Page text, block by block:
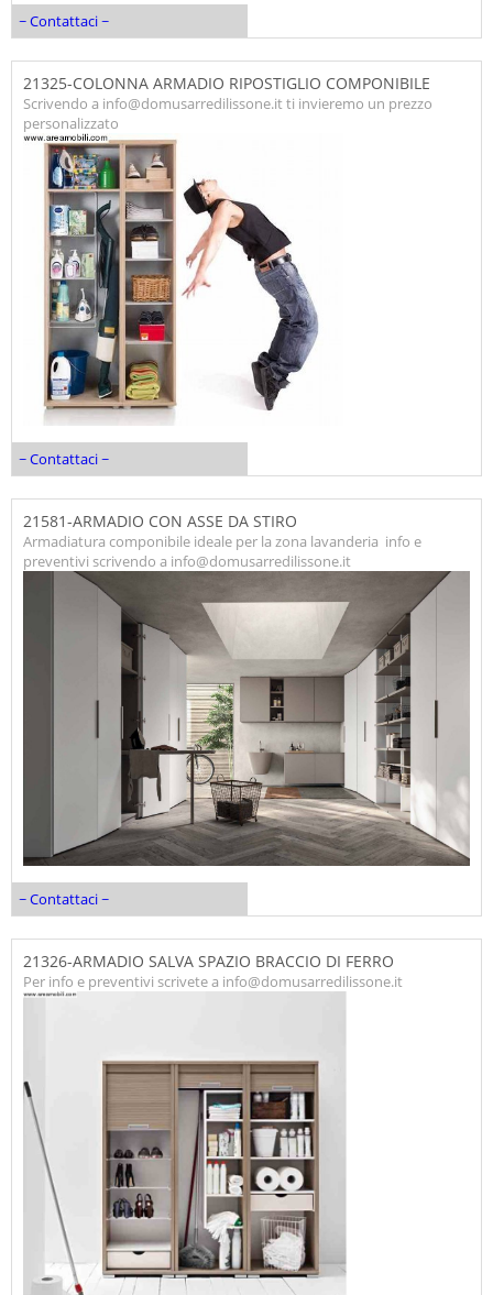
~ Contattaci ~
21325-COLONNA ARMADIO RIPOSTIGLIO COMPONIBILE
Scrivendo a info@domusarredilissone.it ti invieremo un prezzo
personalizzato
~ Contattaci ~
21581-ARMADIO CON ASSE DA STIRO
Armadiatura componibile ideale per la zona lavanderia info e
preventivi scrivendo a info@domusarredilissone.it
~ Contattaci ~
21326-ARMADIO SALVA SPAZIO BRACCIO DI FERRO
Per info e preventivi scrivete a info@domusarredilissone.it